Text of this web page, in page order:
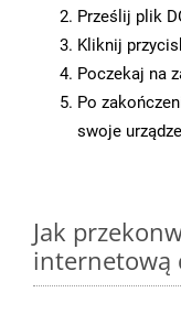
Prześlij plik
Kliknij
Poczekaj na
Po
swoje
Jak
internetową